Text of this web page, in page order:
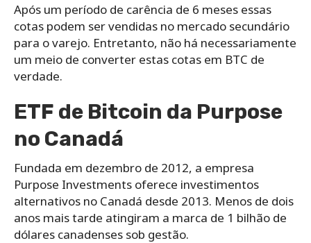
Após um período de carência de 6 meses essas
cotas podem ser vendidas no mercado secundário
para o varejo. Entretanto, não há necessariamente
um meio de converter estas cotas em BTC de
verdade.
ETF de Bitcoin da Purpose
no Canadá
Fundada em dezembro de 2012, a empresa
Purpose Investments oferece investimentos
alternativos no Canadá desde 2013. Menos de dois
anos mais tarde atingiram a marca de 1 bilhão de
dólares canadenses sob gestão.